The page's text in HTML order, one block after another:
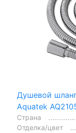
Душевой
Aquatek
Страна
Отделка/цвет